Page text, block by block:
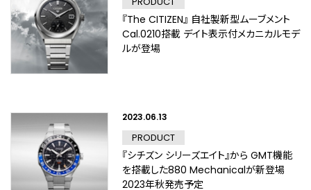
『The CITIZEN』 自社製新型ムーブメント
Cal.0210搭載 デイト表示付メカニカルモデ
ルが登場
2023.06.13
PRODUCT
『シチズン シリーズエイト』から GMT機能
を搭載した880 Mechanicalが新登場
2023年秋発売予定